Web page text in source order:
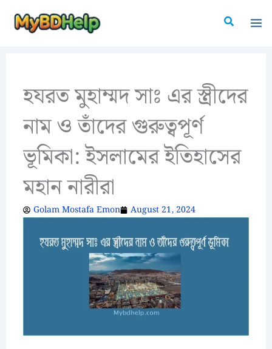
Search
হযরত মুহাম্মদ সাঃ এর স্ত্রীদের
নাম ও তাঁদের গুরুত্বপূর্ণ
ভূমিকা: ইসলামের ইতিহাসের
মহান নারীরা
Golam Mostafa Emon August 21, 2024